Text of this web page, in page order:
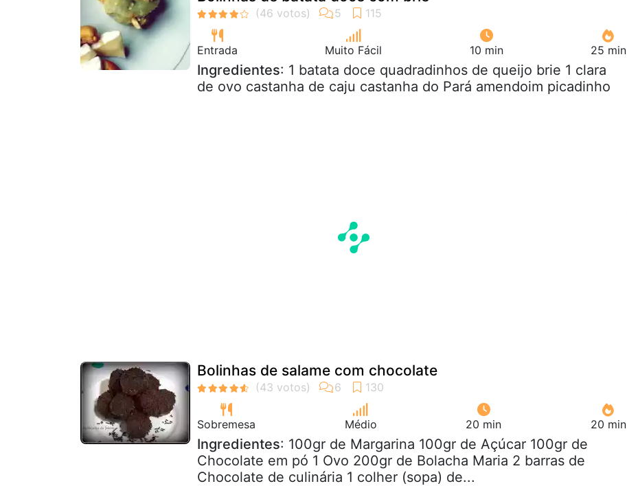
Entrada Muito Fácil 10 min 25 min
Ingredientes: 1 batata doce quadradinhos de queijo brie 1 clara
de ovo castanha de caju castanha do Pará amendoim picadinho
Bolinhas de salame com chocolate
Sobremesa Médio 20 min 20 min
Ingredientes: 100gr de Margarina 100gr de Açúcar 100gr de
Chocolate em pó 1 Ovo 200gr de Bolacha Maria 2 barras de
Chocolate de culinária 1 colher (sopa) de...